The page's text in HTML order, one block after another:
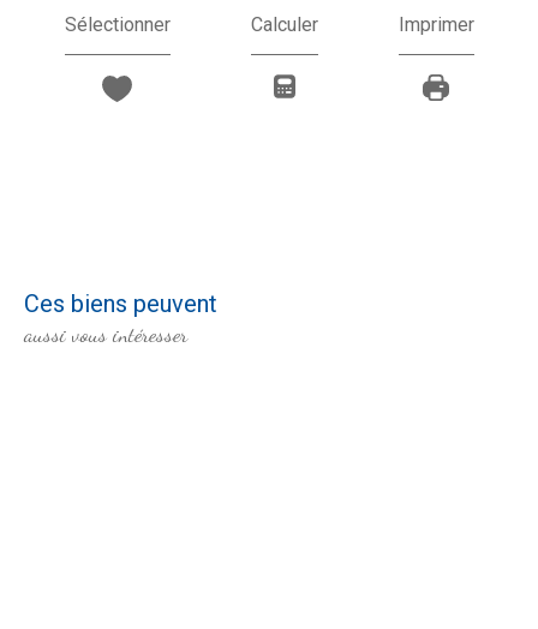
Sélectionner Calculer Imprimer
Ces biens peuvent
aussi vous intéresser